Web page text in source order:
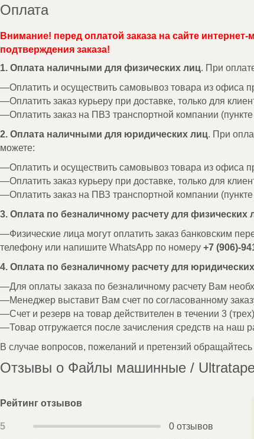
Оплата
Внимание! перед оплатой заказа на сайте
подтверждения заказа!
1. Оплата наличными для физических лиц. При
Оплатить и осуществить самовывоз товара из офиса
Оплатить заказ курьеру при доставке, только для
Оплатить заказ на ПВЗ транспортной компании
2. Оплата наличными для юридических лиц. При
можете:
Оплатить и осуществить самовывоз товара из офиса
Оплатить заказ курьеру при доставке, только для
Оплатить заказ на ПВЗ транспортной компании
3. Оплата по безналичному расчету для физических
Физические лица могут оплатить заказ банковским
телефону или напишите WhatsApp по номеру +7 (906)-
4. Оплата по безналичному расчету для
Для оплаты заказа по безналичному расчету Вам
Менеджер выставит Вам счет по согласованному
Счет и резерв на товар действителен в течении 3
Товар отгружается после зачисления средств на наш
В случае вопросов, пожеланий и претензий
Отзывы о Файлы машинные /
Рейтинг отзывов
5
0 отзывов